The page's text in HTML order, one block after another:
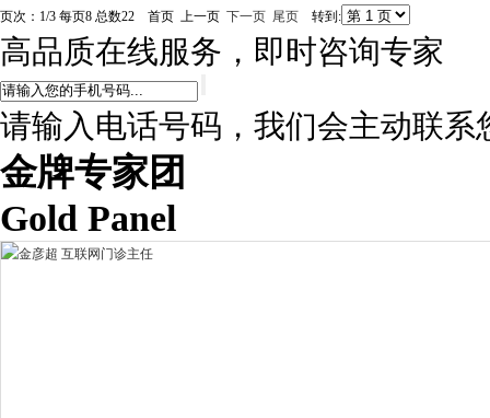
页次：1/3 每页8 总数22 首页 上一页 下一页 尾页 转到:
高品质在线服务，即时咨询专家
请输入电话号码，我们会主动联系
金牌专家团
Gold Panel